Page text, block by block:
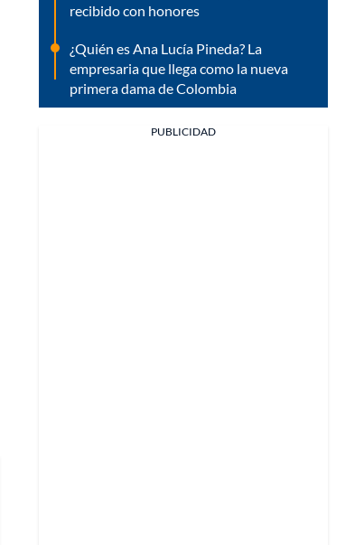
recibido con honores
¿Quién es Ana Lucía Pineda? La
empresaria que llega como la nueva
primera dama de Colombia
PUBLICIDAD